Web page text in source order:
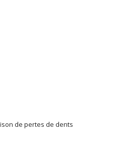
de pertes de dents